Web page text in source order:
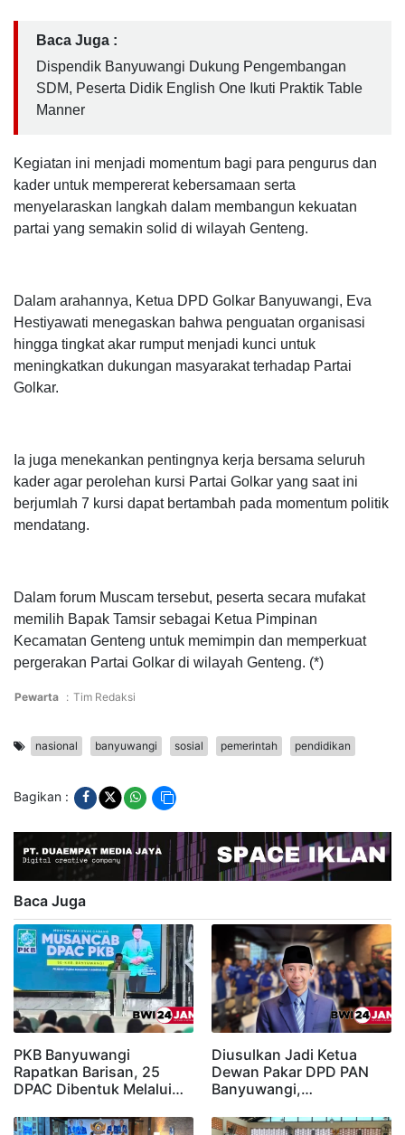
Baca Juga :
Dispendik Banyuwangi Dukung Pengembangan
SDM, Peserta Didik English One Ikuti Praktik Table
Manner
Kegiatan ini menjadi momentum bagi para pengurus dan
kader untuk mempererat kebersamaan serta
menyelaraskan langkah dalam membangun kekuatan
partai yang semakin solid di wilayah Genteng.
Dalam arahannya, Ketua DPD Golkar Banyuwangi, Eva
Hestiyawati menegaskan bahwa penguatan organisasi
hingga tingkat akar rumput menjadi kunci untuk
meningkatkan dukungan masyarakat terhadap Partai
Golkar.
Ia juga menekankan pentingnya kerja bersama seluruh
kader agar perolehan kursi Partai Golkar yang saat ini
berjumlah 7 kursi dapat bertambah pada momentum politik
mendatang.
Dalam forum Muscam tersebut, peserta secara mufakat
memilih Bapak Tamsir sebagai Ketua Pimpinan
Kecamatan Genteng untuk memimpin dan memperkuat
pergerakan Partai Golkar di wilayah Genteng. (*)
Pewarta : Tim Redaksi
nasional banyuwangi sosial pemerintah pendidikan
Bagikan :
Baca Juga
PKB Banyuwangi
Rapatkan Barisan, 25
DPAC Dibentuk Melalui…
Diusulkan Jadi Ketua
Dewan Pakar DPD PAN
Banyuwangi,…